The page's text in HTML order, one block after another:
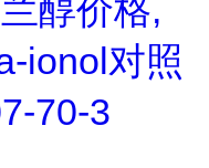
醇价格,
ionol对照
70-3